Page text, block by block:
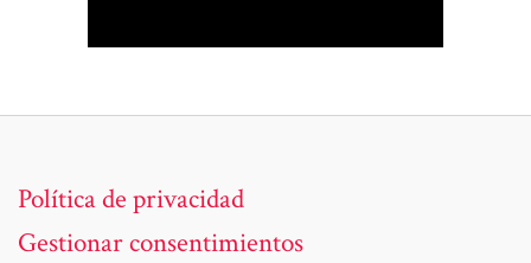
Política de privacidad
Gestionar consentimientos